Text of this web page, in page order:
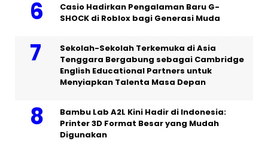
Casio Hadirkan Pengalaman Baru G-
SHOCK di Roblox bagi Generasi Muda
Sekolah-Sekolah Terkemuka di Asia
Tenggara Bergabung sebagai Cambridge
English Educational Partners untuk
Menyiapkan Talenta Masa Depan
Bambu Lab A2L Kini Hadir di Indonesia:
Printer 3D Format Besar yang Mudah
Digunakan